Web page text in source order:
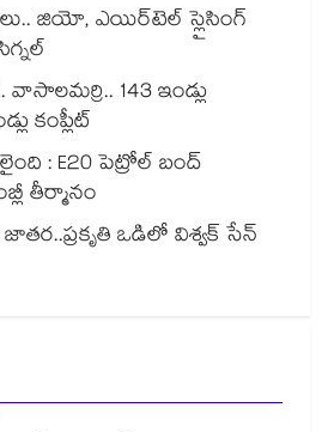
జియో, ఎయిర్‌టెల్ స్లైసింగ్
వాసాలమర్రి.. 143 ఇండ్లు
కంప్లీట్
: E20 పెట్రోల్ బంద్
తీర్మానం
ఒడిలో విశ్వక్ సేన్